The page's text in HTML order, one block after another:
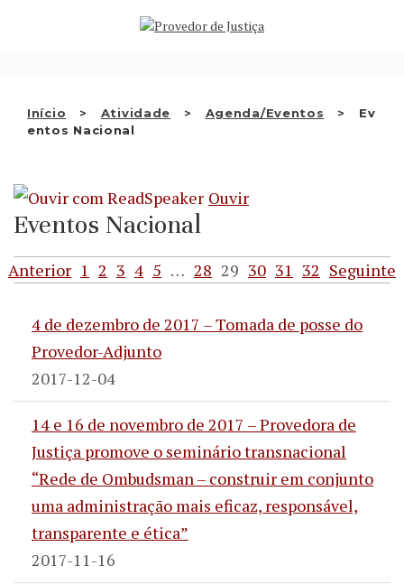
Início Atividade Agenda/Eventos
Ev
entos Nacional
QUEM SOMOS
RECOMENDAÇÕES E
RELAÇÕES
INTERNACIONAIS
APRESENTAR QUEIXA
PT
Ouvir
Eventos Nacional
Anterior 1 2 3 4 5 … 28 29 30 31 32 Seguinte
4 de dezembro de 2017 – Tomada de posse do
Provedor-Adjunto
2017-12-04
14 e 16 de novembro de 2017 – Provedora de
Justiça promove o seminário transnacional
“Rede de Ombudsman – construir em conjunto
uma administração mais eficaz, responsável,
transparente e ética”
2017-11-16